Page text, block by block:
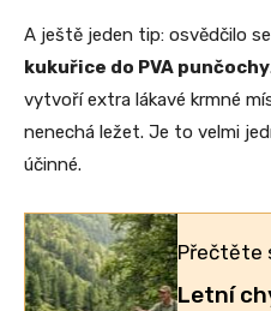
A ještě jeden tip: osvědčilo
kukuřice do PVA punčochy
vytvoří extra lákavé krmné
nenechá ležet. Je to velmi
účinné.
Přečtěte
Letní